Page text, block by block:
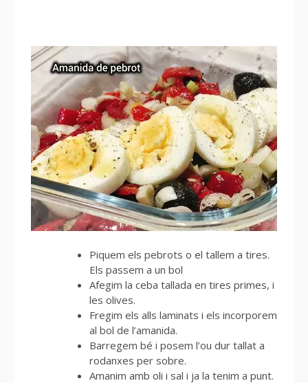
Piquem els pebrots o el tallem a tires.
Els passem a un bol
Afegim la ceba tallada en tires primes, i
les olives.
Fregim els alls laminats i els incorporem
al bol de l’amanida.
Barregem bé i posem l’ou dur tallat a
rodanxes per sobre.
Amanim amb oli i sal i ja la tenim a punt.